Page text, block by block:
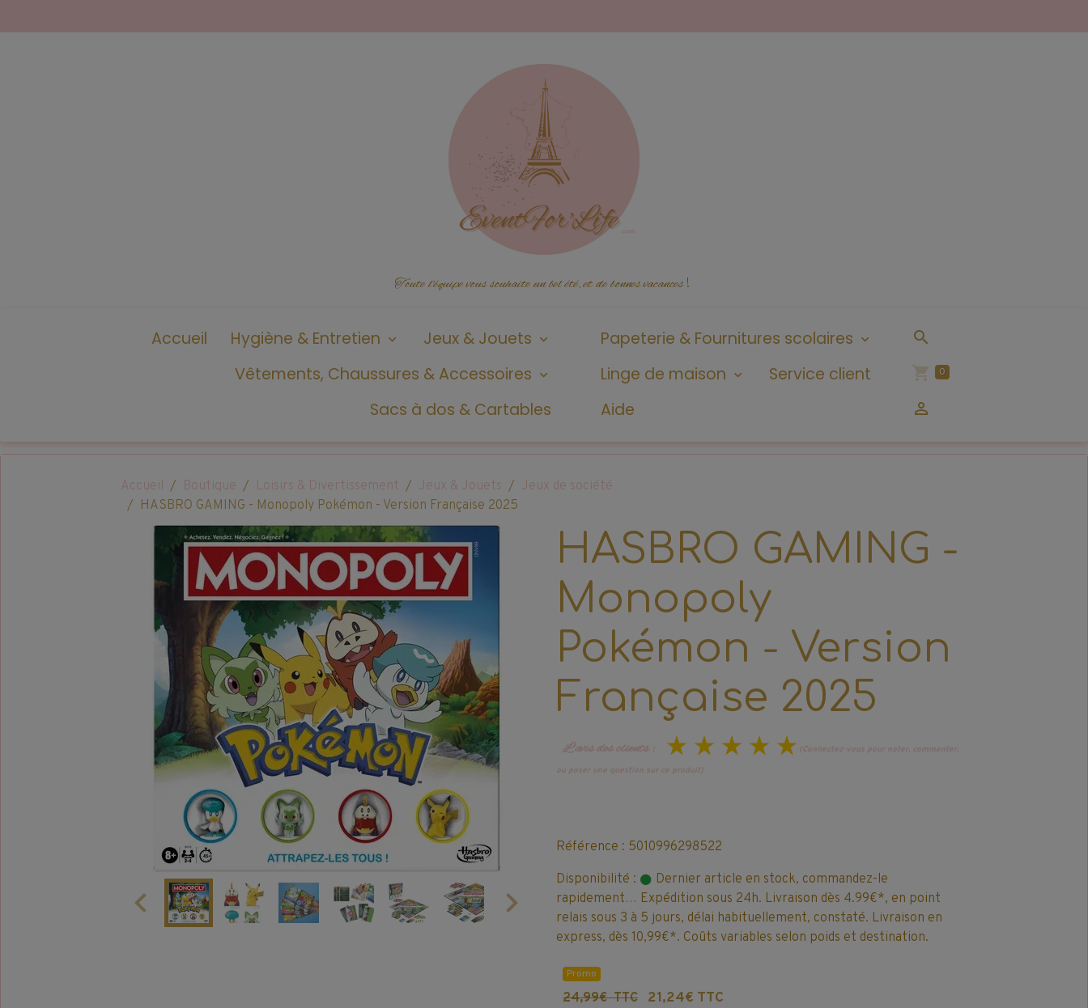
Toute l'équipe vous souhaite un bel été, et de bonnes vacances !
Accueil Hygiène & Entretien
Jeux & Jouets
Vêtements, Chaussures & Accessoires
Sacs à dos & Cartables
Papeterie & Fournitures scolaires
Linge de maison
Service client
Aide
0
Accueil Boutique Loisirs & Divertissement Jeux & Jouets
Jeux de société
HASBRO GAMING - Monopoly Pokémon - Version Française 2025
HASBRO GAMING -
Monopoly
Pokémon - Version
Française 2025
L’avis des clients :
(Connectez-vous pour noter, commenter,
ou poser une question sur ce produit)
Référence : 5010996298522
Disponibilité :
Dernier article en stock, commandez-le
rapidement… Expédition sous 24h. Livraison dès 4.99€*, en point
relais sous 3 à 5 jours, délai habituellement, constaté. Livraison en
express, dès 10,99€*. Coûts variables selon poids et destination.
Promo
24,99€ TTC 21,24€ TTC